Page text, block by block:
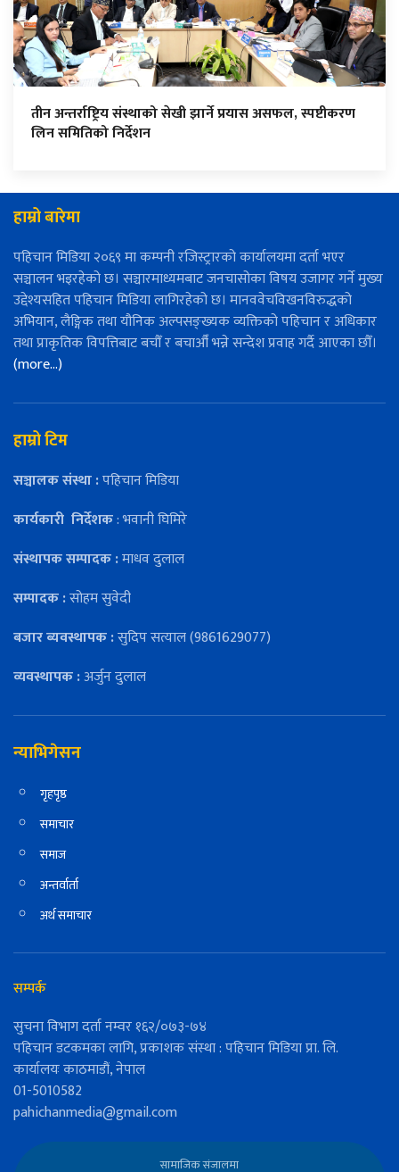
तीन अन्तर्राष्ट्रिय संस्थाको सेखी झार्ने प्रयास असफल, स्पष्टीकरण
लिन समितिको निर्देशन
हाम्रो बारेमा
पहिचान मिडिया २०६९ मा कम्पनी रजिस्ट्रारको कार्यालयमा दर्ता भएर
सञ्चालन भइरहेको छ। सञ्चारमाध्यमबाट जनचासोका विषय उजागर गर्ने मुख्य
उद्देश्यसहित पहिचान मिडिया लागिरहेको छ। मानववेचविखनविरुद्धको
अभियान, लैङ्गिक तथा यौनिक अल्पसङ्ख्यक व्यक्तिको पहिचान र अधिकार
तथा प्राकृतिक विपत्तिबाट बचौँ र बचाऔँ भन्ने सन्देश प्रवाह गर्दै आएका छौँ।
(more…)
हाम्रो टिम
सञ्चालक संस्था :पहिचान मिडिया
कार्यकारी निर्देशक: भवानी घिमिरे
संस्थापक सम्पादक :माधव दुलाल
सम्पादक :सोहम सुवेदी
बजार ब्यवस्थापक :सुदिप सत्याल (9861629077)
व्यवस्थापक :अर्जुन दुलाल
न्याभिगेसन
गृहपृष्ठ
समाचार
समाज
अन्तर्वार्ता
अर्थ समाचार
सम्पर्क
सुचना विभाग दर्ता नम्वर १६२/०७३-७४
पहिचान डटकमका लागि, प्रकाशक संस्था : पहिचान मिडिया प्रा. लि.
कार्यालयः काठमाडौं, नेपाल
01-5010582
pahichanmedia@gmail.com
सामाजिक संजालमा